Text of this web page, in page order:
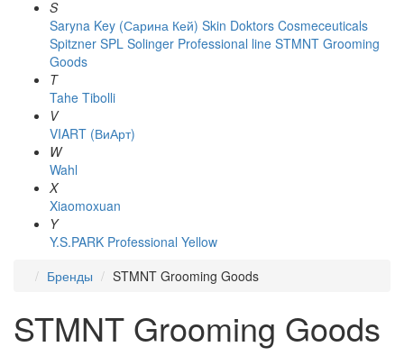
S
Saryna Key (Сарина Кей) Skin Doktors Cosmeceuticals
Spitzner SPL Solinger Professional line STMNT Grooming
Goods
T
Tahe Tibolli
V
VIART (ВиАрт)
W
Wahl
X
Xiaomoxuan
Y
Y.S.PARK Professional Yellow
Бренды
STMNT Grooming Goods
STMNT Grooming Goods